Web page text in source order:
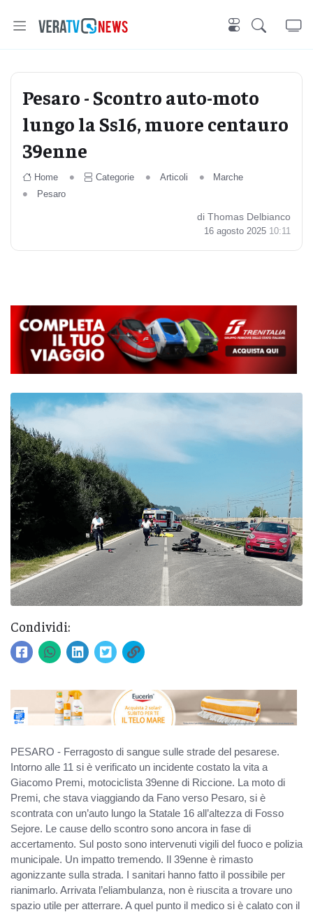
Pesaro - Scontro auto-moto
lungo la Ss16, muore centauro
39enne
Home Categorie Articoli
Marche
Pesaro
di Thomas Delbianco
16 agosto 2025 10:11
Condividi:
PESARO - Ferragosto di sangue sulle strade del pesarese.
Intorno alle 11 si è verificato un incidente costato la vita a
Giacomo Premi, motociclista 39enne di Riccione. La moto di
Premi, che stava viaggiando da Fano verso Pesaro, si è
scontrata con un’auto lungo la Statale 16 all’altezza di Fosso
Sejore. Le cause dello scontro sono ancora in fase di
accertamento. Sul posto sono intervenuti vigili del fuoco e polizia
municipale. Un impatto tremendo. Il 39enne è rimasto
agonizzante sulla strada. I sanitari hanno fatto il possibile per
rianimarlo. Arrivata l’eliambulanza, non è riuscita a trovare uno
spazio utile per atterrare. A quel punto il medico si è calato con il